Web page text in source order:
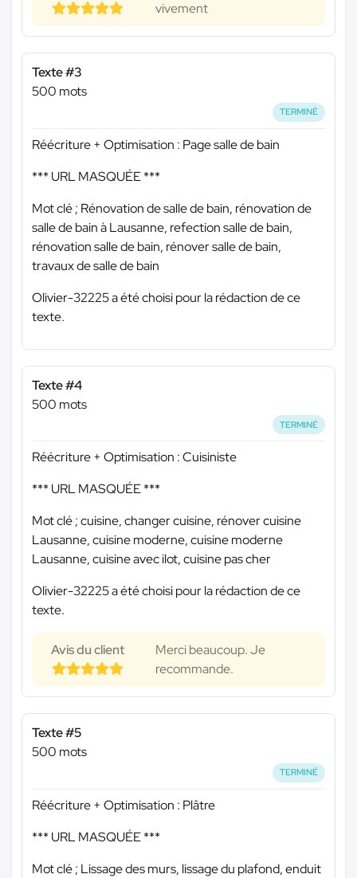
vivement
Texte #3
500 mots
TERMINÉ
Réécriture + Optimisation : Page salle de bain
*** URL MASQUÉE ***
Mot clé ; Rénovation de salle de bain, rénovation de
salle de bain à Lausanne, refection salle de bain,
rénovation salle de bain, rénover salle de bain,
travaux de salle de bain
Olivier-32225 a été choisi pour la rédaction de ce
texte.
Texte #4
500 mots
TERMINÉ
Réécriture + Optimisation : Cuisiniste
*** URL MASQUÉE ***
Mot clé ; cuisine, changer cuisine, rénover cuisine
Lausanne, cuisine moderne, cuisine moderne
Lausanne, cuisine avec ilot, cuisine pas cher
Olivier-32225 a été choisi pour la rédaction de ce
texte.
Avis du client
Merci beaucoup. Je
recommande.
Texte #5
500 mots
TERMINÉ
Réécriture + Optimisation : Plâtre
*** URL MASQUÉE ***
Mot clé ; Lissage des murs, lissage du plafond, enduit